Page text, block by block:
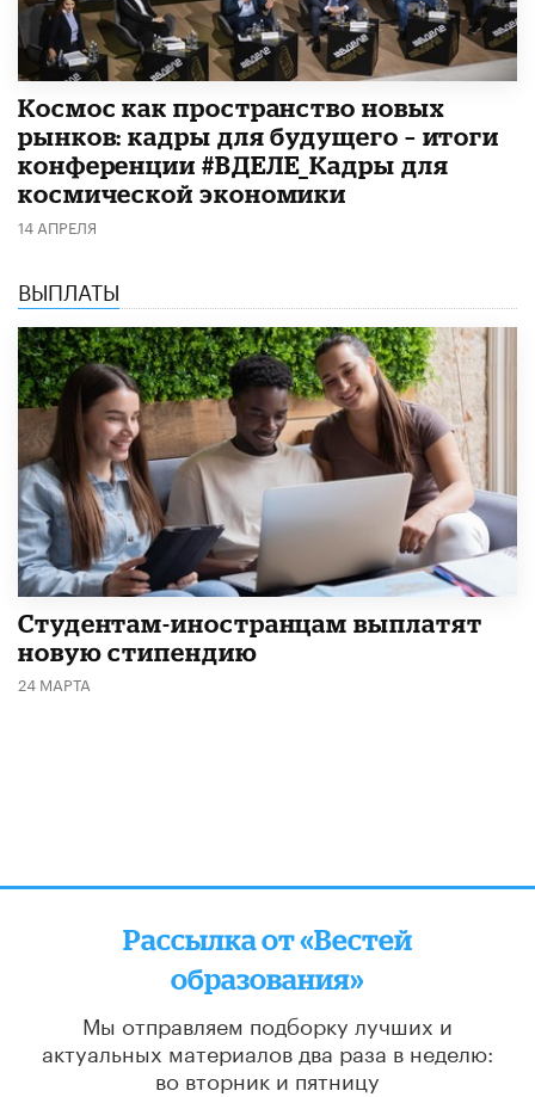
Космос как пространство новых
рынков: кадры для будущего – итоги
конференции #ВДЕЛЕ_Кадры для
космической экономики
14 АПРЕЛЯ
ВЫПЛАТЫ
Студентам-иностранцам выплатят
новую стипендию
24 МАРТА
Рассылка от «Вестей
образования»
Мы отправляем подборку лучших и
актуальных материалов два раза в неделю:
во вторник и пятницу